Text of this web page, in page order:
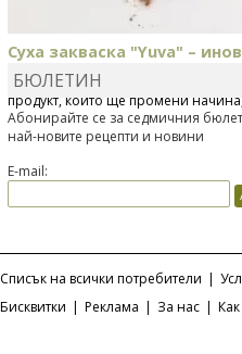
Суха закваска "Yuva" –
Отскоро Лесафр България
продукт, който ще промени
БЮЛЕТИН
Абонирайте се за седмичния
най-новите рецепти и новини
E-mail:
Списък на всички потребители |
Бисквитки | Реклама | За нас |